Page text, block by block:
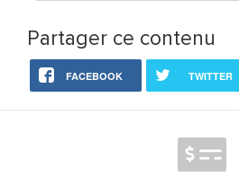
Partager ce contenu
FACEBOOK TWITTER